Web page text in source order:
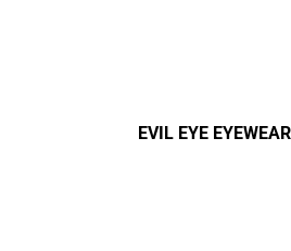
EVIL EYE